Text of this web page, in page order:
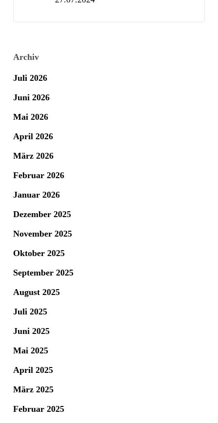
Archiv
Juli 2026
Juni 2026
Mai 2026
April 2026
März 2026
Februar 2026
Januar 2026
Dezember 2025
November 2025
Oktober 2025
September 2025
August 2025
Juli 2025
Juni 2025
Mai 2025
April 2025
März 2025
Februar 2025